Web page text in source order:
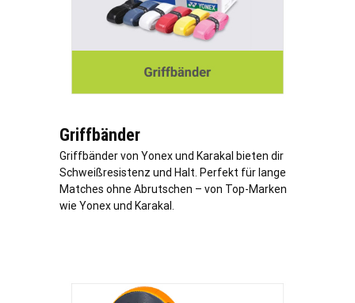
Griffbänder
Griffbänder von Yonex und Karakal bieten dir
Schweißresistenz und Halt. Perfekt für lange
Matches ohne Abrutschen – von Top-Marken
wie Yonex und Karakal.